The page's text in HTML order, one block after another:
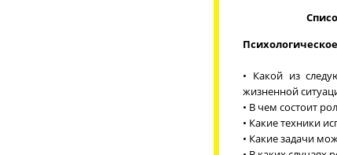
• Какой из
жизненной
• В чем состоит
• Какие техники
• Какие задачи